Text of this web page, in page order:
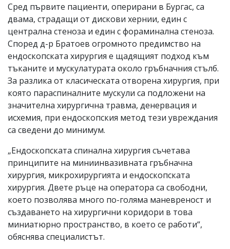
Сред първите пациенти, оперирани в Бургас, са
двама, страдащи от дискови хернии, един с
централна стеноза и един с фораминална стеноза.
Според д-р Братоев огромното предимство на
ендоскопската хирургия е щадящият подход към
тъканите и мускулатурата около гръбначния стълб.
За разлика от класическата отворена хирургия, при
която параспиналните мускули са подложени на
значителна хирургична травма, денервация и
исхемия, при ендоскопския метод тези увреждания
са сведени до минимум.
„Ендоскопската спинална хирургия съчетава
принципите на миниинвазивната гръбначна
хирургия, микрохирургията и ендоскопската
хирургия. Двете ръце на оператора са свободни,
което позволява много по-голяма маневреност и
създаването на хирургични коридори в това
миниатюрно пространство, в което се работи“,
обяснява специалистът.